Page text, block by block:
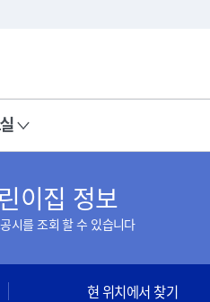
이집 정보
시를 조회 할 수 있습니다
현 위치에서 찾기